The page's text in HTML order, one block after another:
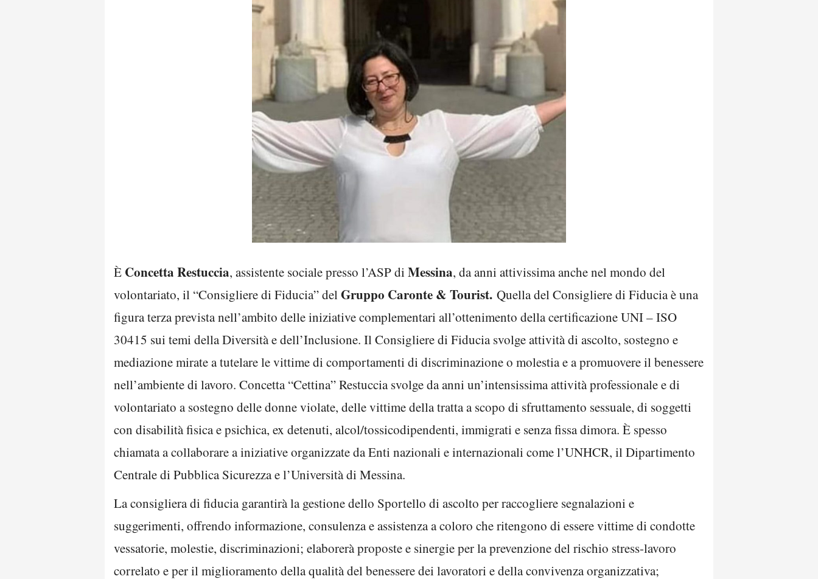
È Concetta Restuccia, assistente sociale presso l’ASP di Messina, da anni attivissima anche nel mondo del
volontariato, il “Consigliere di Fiducia” delGruppo Caronte & Tourist. Quella del Consigliere di Fiducia è una
figura terza prevista nell’ambito delle iniziative complementari all’ottenimento della certificazione UNI – ISO
30415 sui temi della Diversità e dell’Inclusione. Il Consigliere di Fiducia svolge attività di ascolto, sostegno e
mediazione mirate a tutelare le vittime di comportamenti di discriminazione o molestia e a promuovere il benessere
nell’ambiente di lavoro. Concetta “Cettina” Restuccia svolge da anni un’intensissima attività professionale e di
volontariato a sostegno delle donne violate, delle vittime della tratta a scopo di sfruttamento sessuale, di soggetti
con disabilità fisica e psichica, ex detenuti, alcol/tossicodipendenti, immigrati e senza fissa dimora. È spesso
chiamata a collaborare a iniziative organizzate da Enti nazionali e internazionali come l’UNHCR, il Dipartimento
Centrale di Pubblica Sicurezza e l’Università di Messina.
La consigliera di fiducia garantirà la gestione dello Sportello di ascolto per raccogliere segnalazioni e
suggerimenti, offrendo informazione, consulenza e assistenza a coloro che ritengono di essere vittime di condotte
vessatorie, molestie, discriminazioni; elaborerà proposte e sinergie per la prevenzione del rischio stress-lavoro
correlato e per il miglioramento della qualità del benessere dei lavoratori e della convivenza organizzativa;